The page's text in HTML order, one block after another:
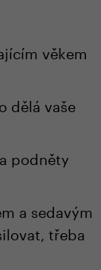
věkem
dělá vaše
podněty
a sedavým
třeba